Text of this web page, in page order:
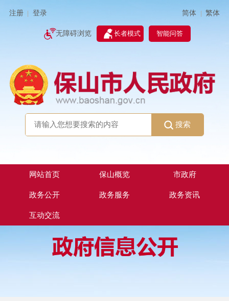
注册 登录 简体 | 繁体
无障碍浏览 长者模式 智能问答
搜索
网站首页 保山概览 市政府
政务公开 政务服务 政务资讯
互动交流